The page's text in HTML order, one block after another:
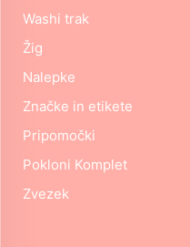
Washi trak
Žig
Nalepke
Značke in etikete
Pripomočki
Pokloni Komplet
Zvezek